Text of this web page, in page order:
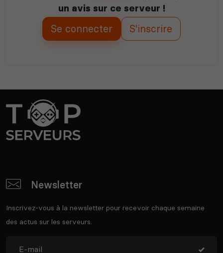
un avis sur ce serveur !
Se connecter S'inscrire
Newsletter
Inscrivez-vous à la newsletter pour recevoir chaque semaine
des actus sur les serveurs.